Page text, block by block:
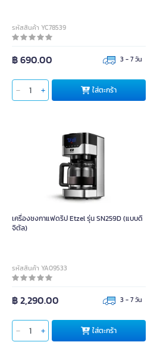
รหัสสินค้า YC78539
฿ 690.00 3 - 7 วัน
ใส่ตะกร้า
เครื่องชงกาแฟดริป Etzel รุ่น SN259D (แบบดิ
จิตัล)
รหัสสินค้า YA09533
฿ 2,290.00 3 - 7 วัน
ใส่ตะกร้า